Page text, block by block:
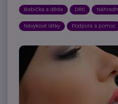
Babička a děda Děti
Návykové látky Podpora a pomoc